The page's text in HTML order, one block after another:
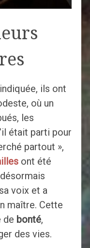
ils ont
où un
les
était parti pour
partout »,
ont été
voix et a
maître. Cette
de bonté,
des vies.